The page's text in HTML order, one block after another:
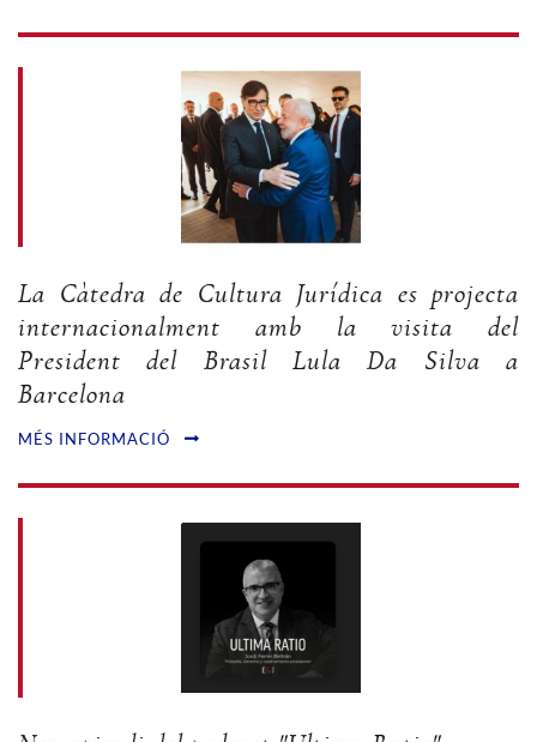
La Càtedra de Cultura Jurídica es projecta
internacionalment amb la visita del
President del Brasil Lula Da Silva a
Barcelona
MÉS INFORMACIÓ